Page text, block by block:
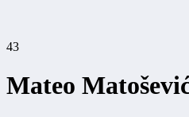
43
Mateo